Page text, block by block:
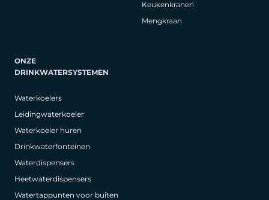
Keukenkranen
Mengkraan
ONZE
DRINKWATERSYSTEMEN
Waterkoelers
Leidingwaterkoeler
Waterkoeler huren
Drinkwaterfonteinen
Waterdispensers
Heetwaterdispensers
Watertappunten voor buiten